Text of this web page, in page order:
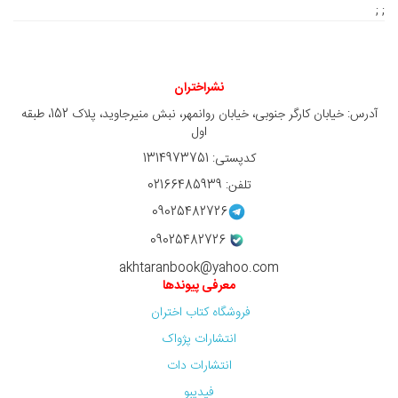
; ;
نشراختران
آدرس: خیابان کارگر جنوبی، خیابان روانمهر، نبش منیرجاوید، پلاک 152، طبقه
اول
کدپستی: 1314973751
تلفن: 02166485939
09025482726
09025482726
akhtaranbook@yahoo.com
معرفی پیوندها
فروشگاه کتاب اختران
انتشارات پژواک
انتشارات دات
فیدیبو